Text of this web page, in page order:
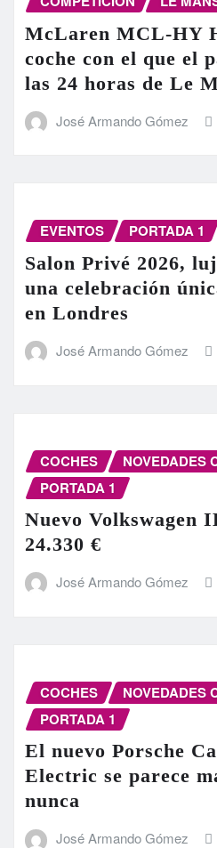
McLaren MCL-HY
coche con el que el
las 24 horas de Le
José Armando Gómez
EVENTOS PORTADA 1
Salon Privé 2026,
una celebración
en Londres
José Armando Gómez
COCHES
NOVEDADES
PORTADA 1
Nuevo Volkswagen
24.330 €
José Armando Gómez
COCHES
NOVEDADES
PORTADA 1
El nuevo Porsche
Electric se parece
nunca
José Armando Gómez